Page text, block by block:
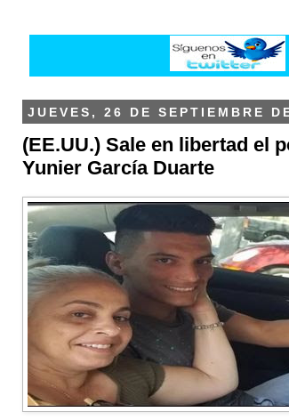
JUEVES, 26 DE SEPTIEMBRE
(EE.UU.) Sale en libertad el
Yunier García Duarte